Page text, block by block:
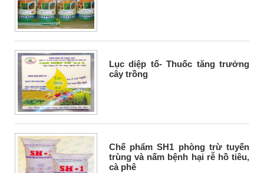
Lục diệp tố- Thuốc tăng trưởng
cây trồng
Chế phẩm SH1 phòng trừ tuyến
trùng và nấm bệnh hại rễ hồ tiêu,
cà phê